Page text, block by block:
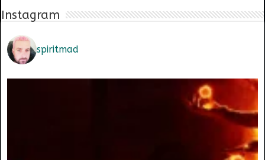
Instagram
spiritmad